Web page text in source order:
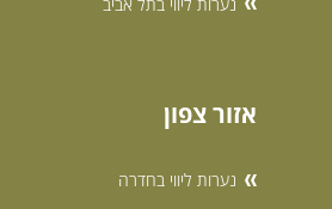
אזור צפון
נערות ליווי בחדרה